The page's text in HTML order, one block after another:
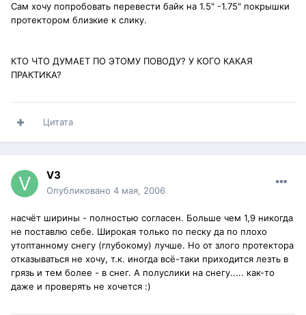
Сам хочу попробовать перевести байк на 1.5" -1.75" покрышки
протектором близкие к слику.
КТО ЧТО ДУМАЕТ ПО ЭТОМУ ПОВОДУ? У КОГО КАКАЯ
ПРАКТИКА?
Цитата
V3
Опубликовано 4 мая, 2006
насчёт ширины - полностью согласен. Больше чем 1,9 никогда
не поставлю себе. Широкая только по песку да по плохо
утоптанному снегу (глубокому) лучше. Но от злого протектора
отказываться не хочу, т.к. иногда всё-таки приходится лезть в
грязь и тем более - в снег. А полуслики на снегу..... как-то
даже и проверять не хочется :)